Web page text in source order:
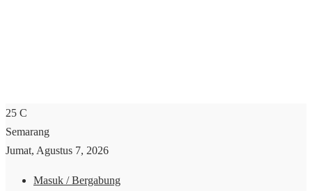
25 C
Semarang
Jumat, Agustus 7, 2026
Masuk / Bergabung